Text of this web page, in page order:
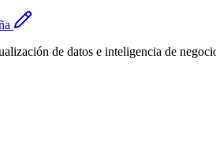
de datos e inteligencia de